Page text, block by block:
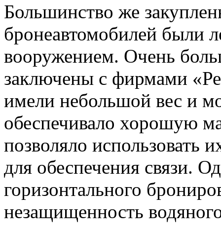
Большинство же
бронеавтомобилей были
вооружением. Очень
заключены с фирмами
имели небольшой вес и
обеспечивало хорошую
позволяло использовать
для обеспечения связи.
горизонтального
незащищенность